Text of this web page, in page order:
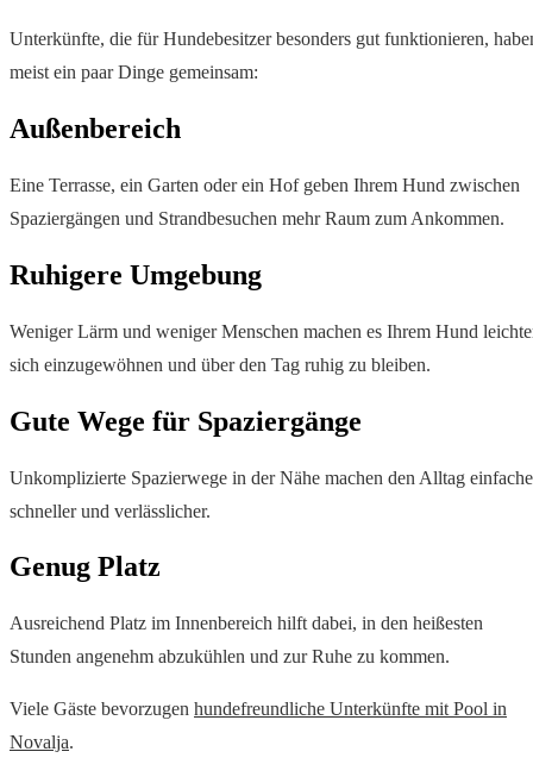
Unterkünfte, die für Hundebesitzer besonders gut funktionieren,
meist ein paar Dinge gemeinsam:
Außenbereich
Eine Terrasse, ein Garten oder ein Hof geben Ihrem Hund zwischen
Spaziergängen und Strandbesuchen mehr Raum zum Ankommen.
Ruhigere Umgebung
Weniger Lärm und weniger Menschen machen es Ihrem Hund
sich einzugewöhnen und über den Tag ruhig zu bleiben.
Gute Wege für Spaziergänge
Unkomplizierte Spazierwege in der Nähe machen den Alltag
schneller und verlässlicher.
Genug Platz
Ausreichend Platz im Innenbereich hilft dabei, in den heißesten
Stunden angenehm abzukühlen und zur Ruhe zu kommen.
Viele Gäste bevorzugen hundefreundliche Unterkünfte mit Pool in
Novalja.